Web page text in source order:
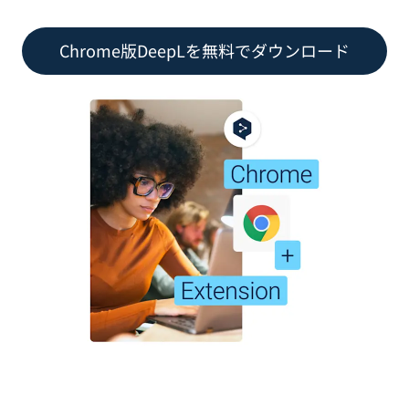
Chrome版DeepLを無料でダウンロード